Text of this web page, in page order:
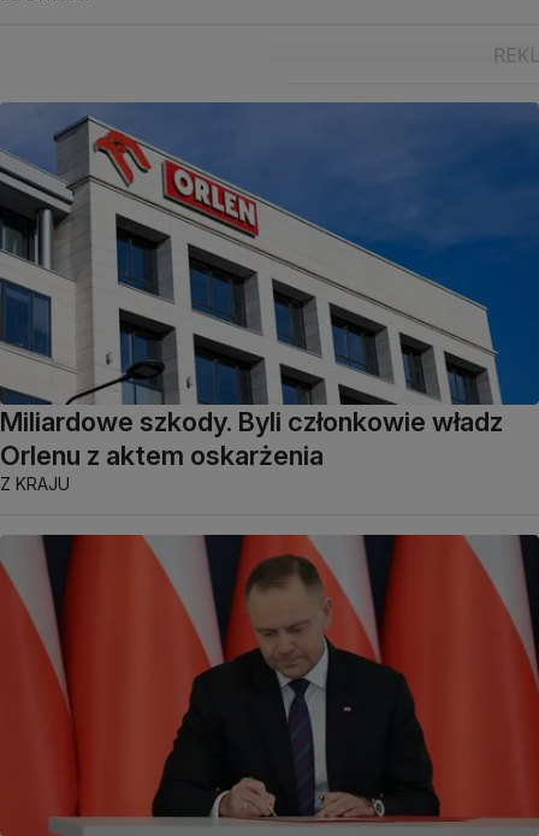
Miliardowe szkody. Byli członkowie władz
Orlenu z aktem oskarżenia
Z KRAJU